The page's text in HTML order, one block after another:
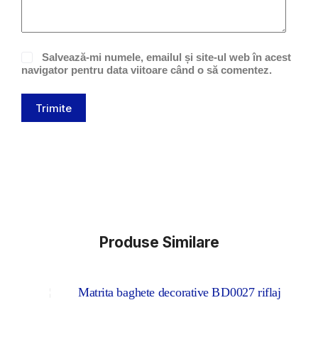
Salvează-mi numele, emailul și site-ul web în acest
navigator pentru data viitoare când o să comentez.
Trimite
Produse Similare